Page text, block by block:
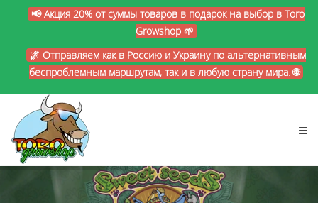
📢 Акция 20% от суммы товаров в подарок на выбор в Toro
Growshop 🌱
🌌 Отправляем как в Россию и Украину по альтернативным
беспроблемным маршрутам, так и в любую страну мира. 🌐